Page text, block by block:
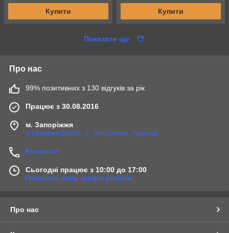
Купити Купити
Показати ще
Про нас
99% позитивних з 130 відгуків за рік
Працює з 30.08.2016
м. Запоріжжя
ул.Кривая Бухта, 2, Запоріжжя, Україна
Контакти
Сьогодні працює з 10:00 до 17:00
Показати весь графік роботи
Про нас